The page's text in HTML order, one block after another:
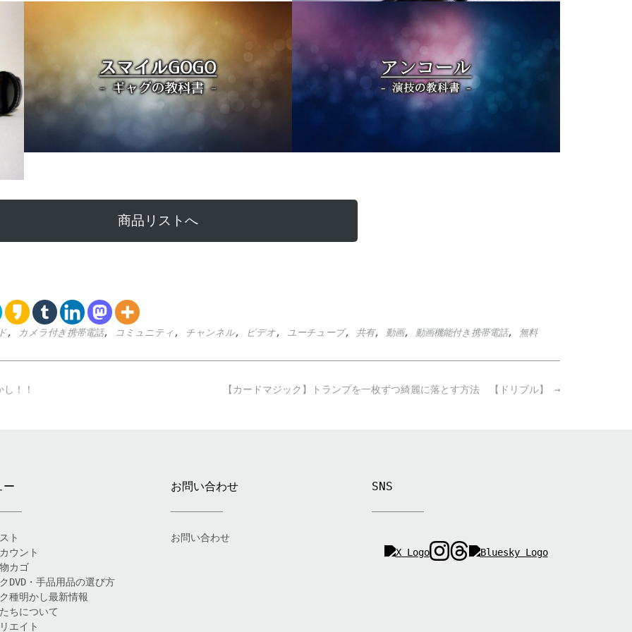
商品リストへ
, カメラ付き携帯電話, コミュニティ , チャンネル, ビデオ, ユーチューブ, 共有, 動画, 動画機能付き携帯電話, 無料
【カードマジック】トランプを一枚ずつ綺麗に落とす方法 【ドリブル】 →
！！
ー
ト
ウント
カゴ
DVD・手品用品の選び方
種明かし最新情報
ちについて
エイト
お問い合わせ
お問い合わせ
SNS